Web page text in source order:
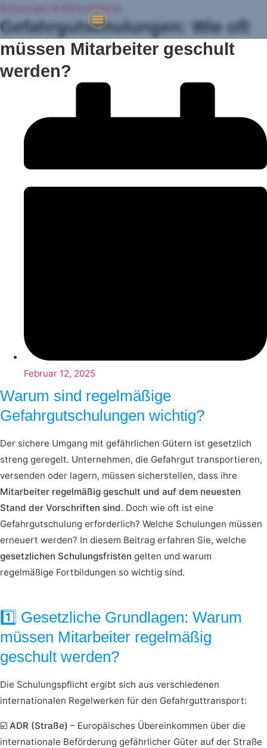
Schulungen & Weiterbildung
Gefahrgutschulungen: Wie oft
müssen Mitarbeiter geschult
werden?
Februar 12, 2025
Warum sind regelmäßige
Gefahrgutschulungen wichtig?
Der sichere Umgang mit gefährlichen Gütern ist gesetzlich
streng geregelt. Unternehmen, die Gefahrgut transportieren,
versenden oder lagern, müssen sicherstellen, dass ihre
Mitarbeiter regelmäßig geschult und auf dem neuesten
Stand der Vorschriften sind. Doch wie oft ist eine
Gefahrgutschulung erforderlich? Welche Schulungen müssen
erneuert werden? In diesem Beitrag erfahren Sie, welche
gesetzlichen Schulungsfristen gelten und warum
regelmäßige Fortbildungen so wichtig sind.
1️⃣ Gesetzliche Grundlagen: Warum
müssen Mitarbeiter regelmäßig
geschult werden?
Die Schulungspflicht ergibt sich aus verschiedenen
internationalen Regelwerken für den Gefahrguttransport:
☑️ ADR (Straße) – Europäisches Übereinkommen über die
internationale Beförderung gefährlicher Güter auf der Straße